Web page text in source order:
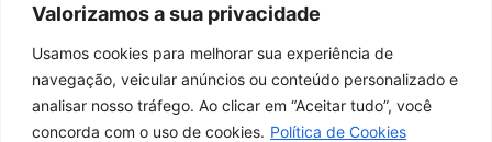
Valorizamos a sua privacidade
Usamos cookies para melhorar sua experiência de
navegação, veicular anúncios ou conteúdo personalizado e
analisar nosso tráfego. Ao clicar em “Aceitar tudo”, você
concorda com o uso de cookies. Política de Cookies
SIGA-NOS